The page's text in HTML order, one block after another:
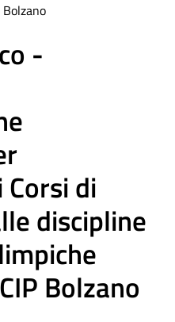
-
di
discipline
Bolzano